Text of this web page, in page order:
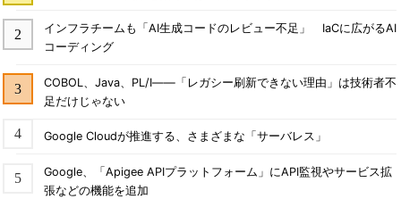
インフラチームも「AI生成コードのレビュー不足」 IaCに広がるAI
コーディング
COBOL、Java、PL/I――「レガシー刷新できない理由」は技術者不
足だけじゃない
Google Cloudが推進する、さまざまな「サーバレス」
Google、「Apigee APIプラットフォーム」にAPI監視やサービス拡
張などの機能を追加